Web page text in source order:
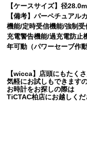
【ケースサイズ】径
【備考】パーペチュアル
機能/定時受信機能/強制
充電警告機能/過充電防止
年可動（パワーセーブ作
【wicca】店頭にもたく
気軽にお試しもできます
お時計をお探しの際は
TiCTAC柏店にお越しくだ